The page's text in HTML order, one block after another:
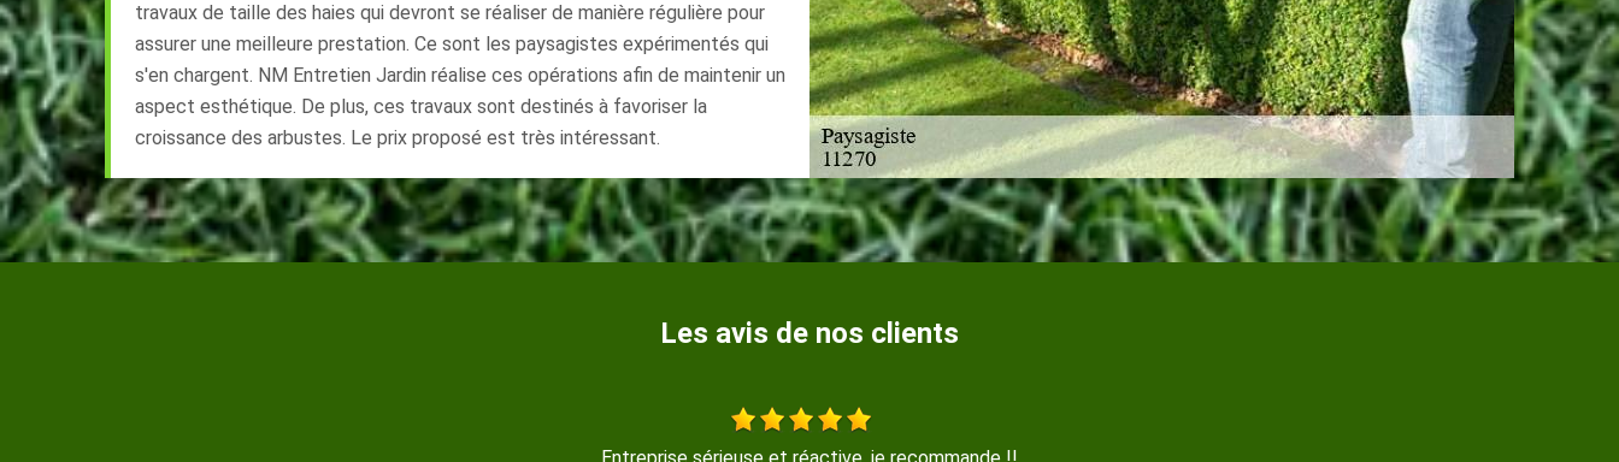
travaux de taille des haies qui devront se réaliser de manière régulière pour
assurer une meilleure prestation. Ce sont les paysagistes expérimentés qui
s'en chargent. NM Entretien Jardin réalise ces opérations afin de maintenir un
aspect esthétique. De plus, ces travaux sont destinés à favoriser la
croissance des arbustes. Le prix proposé est très intéressant.
Les avis de nos clients